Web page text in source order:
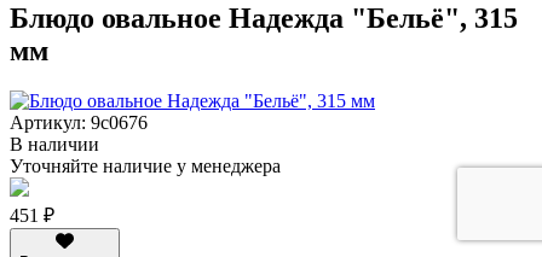
Блюдо овальное Надежда "Бельё", 315
мм
Артикул: 9с0676
В наличии
Уточняйте наличие у менеджера
451 ₽